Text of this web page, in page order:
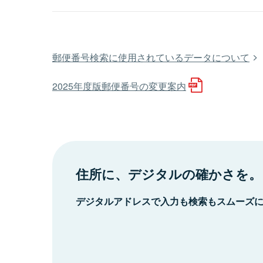
郵便番号検索に使用されているデータについて
2025年度版郵便番号の変更案内
住所に、デジタルの確かさを。
デジタルアドレスで入力も検索もスムーズ